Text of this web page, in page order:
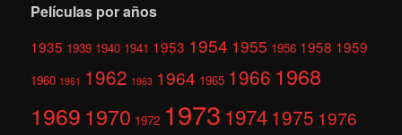
Películas por años
1935 1939 1940 1941 1953 1954 1955 1956 1958 1959
1960 1961 1962 1963 1964 1965 1966 1968
1969 1970 1972 1973 1974 1975 1976